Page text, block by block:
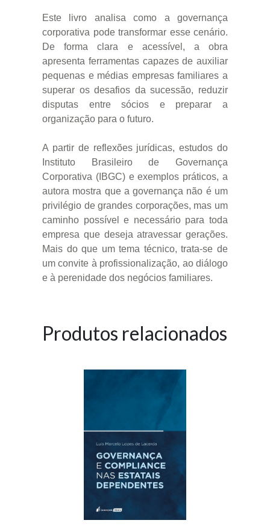
Este livro analisa como a governança
corporativa pode transformar esse cenário.
De forma clara e acessível, a obra
apresenta ferramentas capazes de auxiliar
pequenas e médias empresas familiares a
superar os desafios da sucessão, reduzir
disputas entre sócios e preparar a
organização para o futuro.
A partir de reflexões jurídicas, estudos do
Instituto Brasileiro de Governança
Corporativa (IBGC) e exemplos práticos, a
autora mostra que a governança não é um
privilégio de grandes corporações, mas um
caminho possível e necessário para toda
empresa que deseja atravessar gerações.
Mais do que um tema técnico, trata-se de
um convite à profissionalização, ao diálogo
e à perenidade dos negócios familiares.
Produtos relacionados